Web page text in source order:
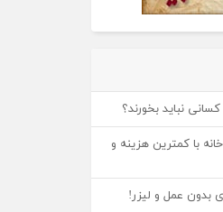
نباید بخورند؟
با کمترین هزینه و
بدون عمل و لیزر!